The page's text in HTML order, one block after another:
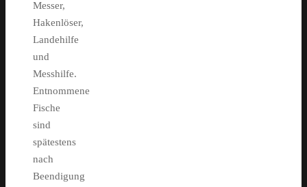
Messer,
Hakenlöser,
Landehilfe
und
Messhilfe.
Entnommene
Fische
sind
spätestens
nach
Beendigung